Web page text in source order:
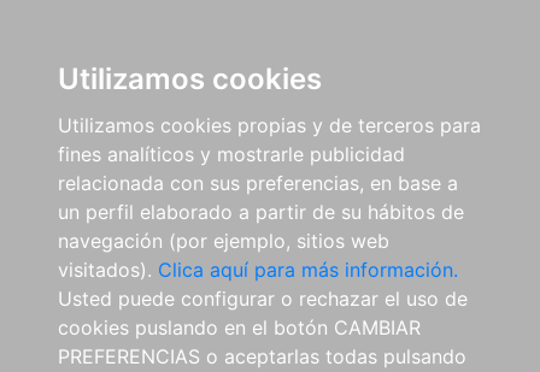
Utilizamos cookies
Utilizamos cookies propias y de terceros para
fines analíticos y mostrarle publicidad
relacionada con sus preferencias, en base a
un perfil elaborado a partir de su hábitos de
navegación (por ejemplo, sitios web
visitados). Clica aquí para más información.
Usted puede configurar o rechazar el uso de
cookies puslando en el botón CAMBIAR
PREFERENCIAS o aceptarlas todas pulsando